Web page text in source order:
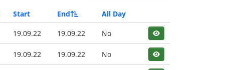
Start End All Day
19.09.22 19.09.22 No
19.09.22 19.09.22 No